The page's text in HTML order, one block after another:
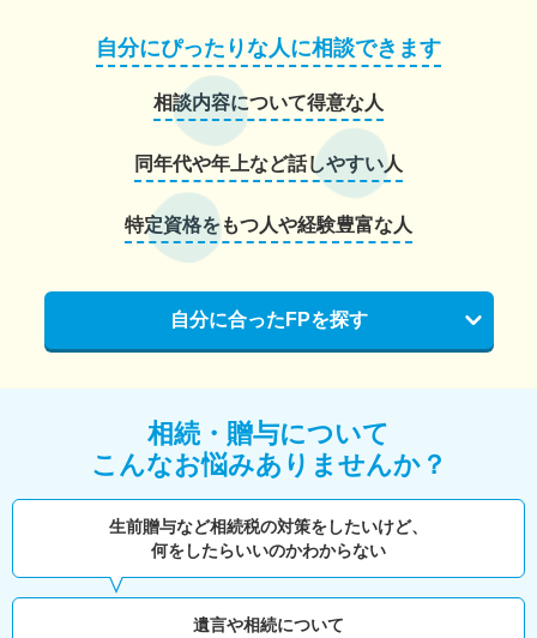
自分にぴったりな人に相談できます
相談内容について得意な人
同年代や年上など話しやすい人
特定資格をもつ人や経験豊富な人
自分に合ったFPを探す
相続・贈与について
こんなお悩みありませんか？
生前贈与など相続税の対策をしたいけど、
何をしたらいいのかわからない
遺言や相続について